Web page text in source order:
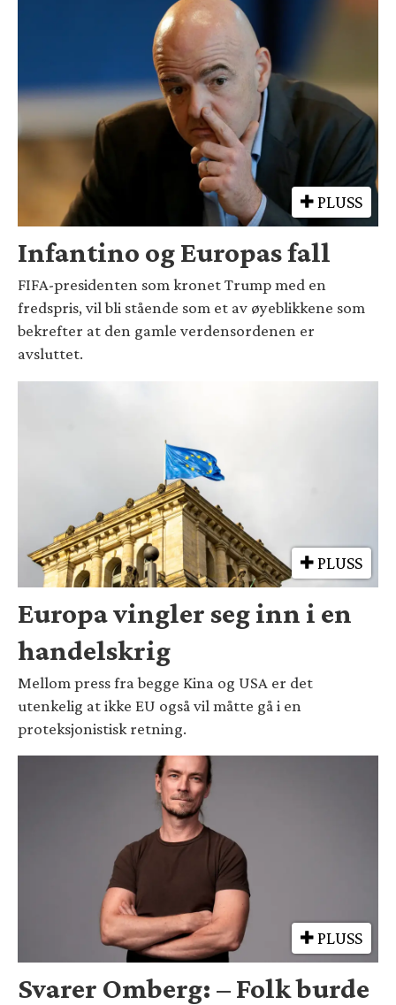
PLUSS
Infantino og Europas fall
FIFA-presidenten som kronet Trump med en
fredspris, vil bli stående som et av øyeblikkene som
bekrefter at den gamle verdensordenen er
avsluttet.
PLUSS
Europa vingler seg inn i en
handelskrig
Mellom press fra begge Kina og USA er det
utenkelig at ikke EU også vil måtte gå i en
proteksjonistisk retning.
PLUSS
Svarer Omberg: – Folk burde